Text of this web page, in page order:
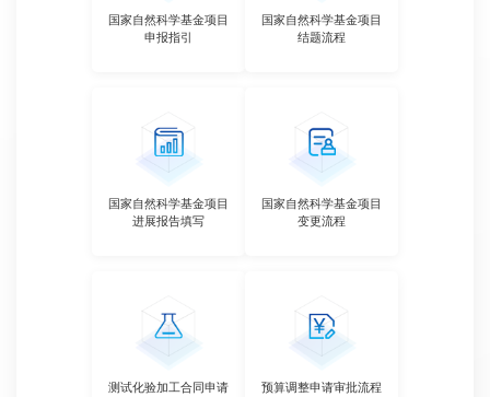
国家自然科学基金项目
申报指引
国家自然科学基金项目
结题流程
国家自然科学基金项目
进展报告填写
国家自然科学基金项目
变更流程
测试化验加工合同申请
预算调整申请审批流程